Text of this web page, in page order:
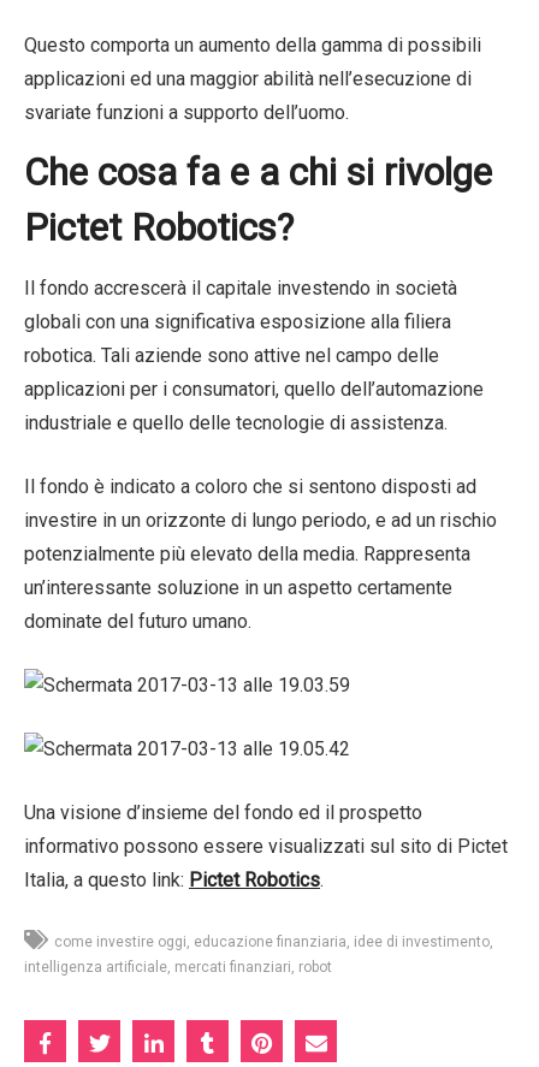
Questo comporta un aumento della gamma di possibili
applicazioni ed una maggior abilità nell’esecuzione di
svariate funzioni a supporto dell’uomo.
Che cosa fa e a chi si rivolge
Pictet Robotics?
Il fondo accrescerà il capitale investendo in società
globali con una significativa esposizione alla filiera
robotica. Tali aziende sono attive nel campo delle
applicazioni per i consumatori, quello dell’automazione
industriale e quello delle tecnologie di assistenza.
Il fondo è indicato a coloro che si sentono disposti ad
investire in un orizzonte di lungo periodo, e ad un rischio
potenzialmente più elevato della media. Rappresenta
un’interessante soluzione in un aspetto certamente
dominate del futuro umano.
Una visione d’insieme del fondo ed il prospetto
informativo possono essere visualizzati sul sito di Pictet
Italia, a questo link: Pictet Robotics.
come investire oggi educazione finanziaria idee di investimento
intelligenza artificiale mercati finanziari robot